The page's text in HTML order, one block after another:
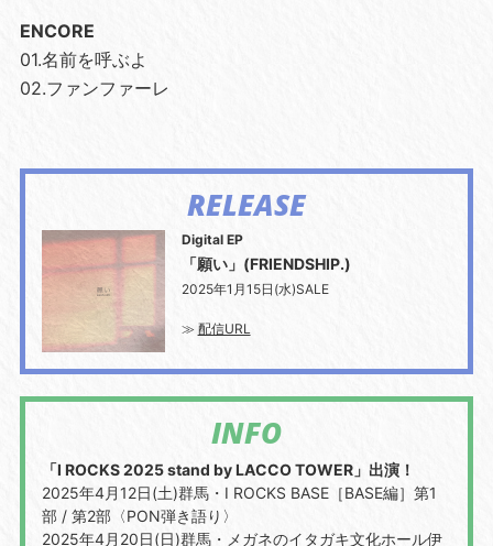
ENCORE
01.名前を呼ぶよ
02.ファンファーレ
RELEASE
Digital EP
「願い」(FRIENDSHIP.)
2025年1月15日(水)SALE
≫ 配信URL
INFO
「I ROCKS 2025 stand by LACCO TOWER」出演！
2025年4月12日(土)群馬・I ROCKS BASE［BASE編］第1
部 / 第2部〈PON弾き語り〉
2025年4月20日(日)群馬・メガネのイタガキ文化ホール伊